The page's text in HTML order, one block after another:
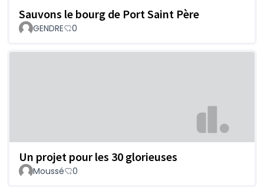
Sauvons le bourg de Port Saint Père
GENDRE 0
Un projet pour les 30 glorieuses
Moussé 0